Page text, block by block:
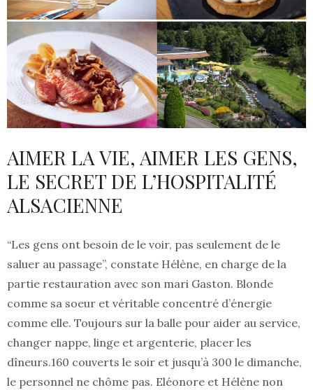
AIMER LA VIE, AIMER LES GENS,
LE SECRET DE L’HOSPITALITÉ
ALSACIENNE
“Les gens ont besoin de le voir, pas seulement de le
saluer au passage”, constate Hélène, en charge de la
partie restauration avec son mari Gaston. Blonde
comme sa soeur et véritable concentré d’énergie
comme elle. Toujours sur la balle pour aider au service,
changer nappe, linge et argenterie, placer les
dîneurs.160 couverts le soir et jusqu’à 300 le dimanche,
le personnel ne chôme pas. Eléonore et Hélène non